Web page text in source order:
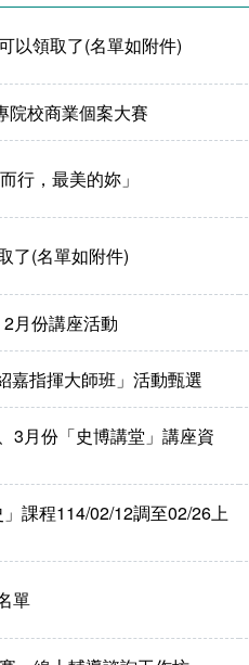
以領取了(名單如附件)​
院校商業個案大賽
行，最美的妳」
了(名單如附件)​
月份講座活動
嘉指揮大師班」活動甄選
3月份「史博講堂」講座資
課程114/02/12調至02/26上
單